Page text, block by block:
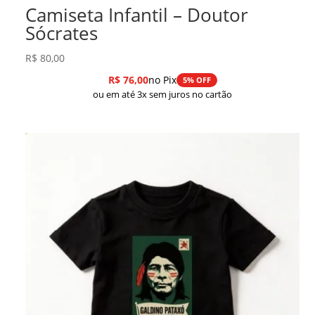
Camiseta Infantil – Doutor
Sócrates
R$ 80,00
R$76,00no Pix 5% OFF
ou em até 3x sem juros no cartão